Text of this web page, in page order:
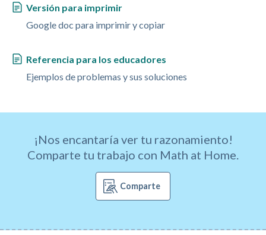
Versión para imprimir
Google doc para imprimir y copiar
Referencia para los educadores
Ejemplos de problemas y sus soluciones
¡Nos encantaría ver tu razonamiento!
Comparte tu trabajo con Math at Home.
Comparte